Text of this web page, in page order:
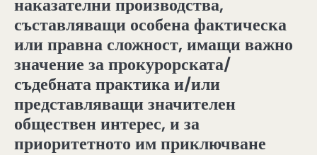
наказателни производства,
съставляващи особена фактическа
или правна сложност, имащи важно
значение за прокурорската/
съдебната практика и/или
представляващи значителен
обществен интерес, и за
приоритетното им приключване